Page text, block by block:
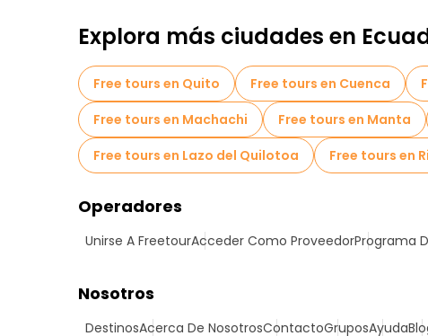
Explora más ciudades en
Free tours en Quito Free tours en Cuenca
Free tours en Machachi
Free tours en Manta
Free tours en Lazo del Quilotoa
Free tours en
Operadores
Unirse A FreetourAcceder Como ProveedorPrograma
Nosotros
DestinosAcerca De NosotrosContactoGruposAyuda